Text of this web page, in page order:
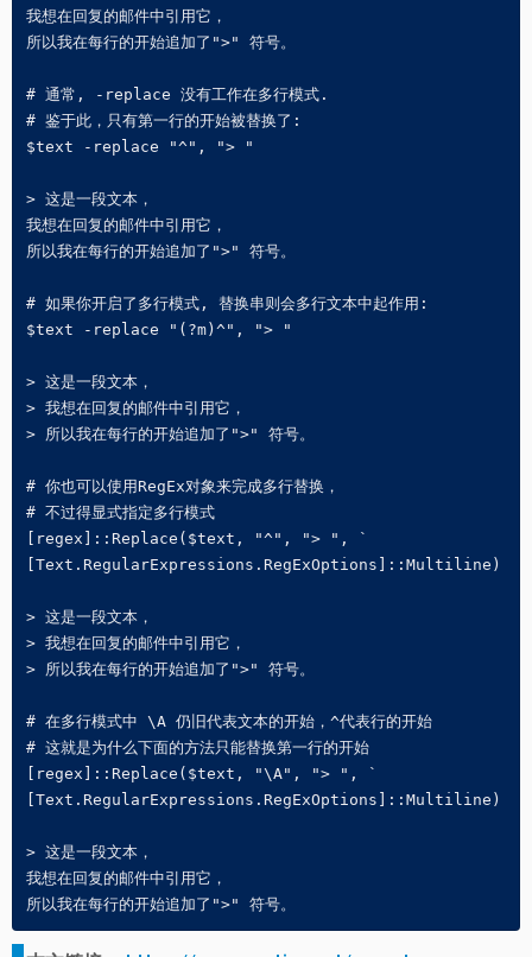
我想在回复的邮件中引用它，
所以我在每行的开始追加了">" 符号。
# 通常, -replace 没有工作在多行模式.
# 鉴于此，只有第一行的开始被替换了:
$text -replace "^", "> "
> 这是一段文本，
我想在回复的邮件中引用它，
所以我在每行的开始追加了">" 符号。
# 如果你开启了多行模式, 替换串则会多行文本中起作用:
$text -replace "(?m)^", "> "
> 这是一段文本，
> 我想在回复的邮件中引用它，
> 所以我在每行的开始追加了">" 符号。
# 你也可以使用RegEx对象来完成多行替换，
# 不过得显式指定多行模式
[regex]::Replace($text, "^", "> ", `
[Text.RegularExpressions.RegExOptions]::Multiline)
> 这是一段文本，
> 我想在回复的邮件中引用它，
> 所以我在每行的开始追加了">" 符号。
# 在多行模式中 \A 仍旧代表文本的开始，^代表行的开始
# 这就是为什么下面的方法只能替换第一行的开始
[regex]::Replace($text, "\A", "> ", `
[Text.RegularExpressions.RegExOptions]::Multiline)
> 这是一段文本，
我想在回复的邮件中引用它，
所以我在每行的开始追加了">" 符号。